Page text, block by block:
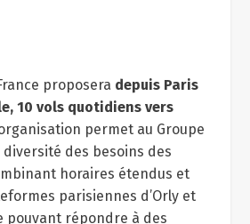
proposera depuis Paris
10 vols quotidiens vers
permet au Groupe
des besoins des
horaires étendus et
parisiennes d’Orly et
pouvant répondre à des